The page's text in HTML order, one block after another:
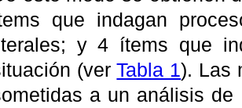
que indagan
y 4 ítems que
(verTabla 1). Las
a un análisis